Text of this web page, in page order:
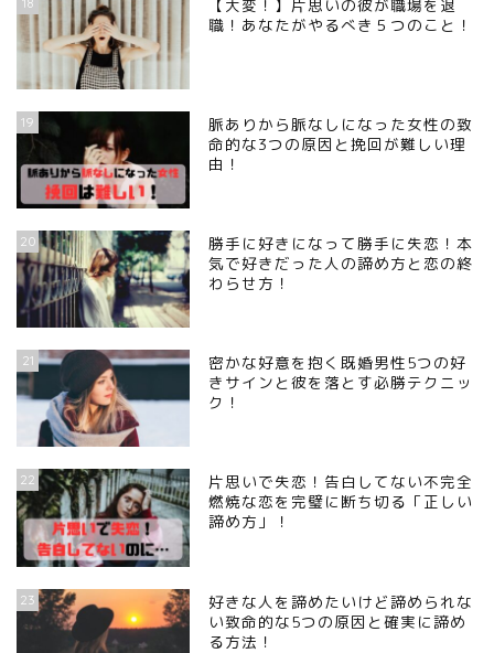
【大変！】片思いの彼が職場を退
職！あなたがやるべき５つのこと！
19
脈ありから脈なしになった女性の致
命的な3つの原因と挽回が難しい理
由！
20
勝手に好きになって勝手に失恋！本
気で好きだった人の諦め方と恋の終
わらせ方！
21
密かな好意を抱く既婚男性5つの好
きサインと彼を落とす必勝テクニッ
ク！
22
片思いで失恋！告白してない不完全
燃焼な恋を完璧に断ち切る「正しい
諦め方」！
23
好きな人を諦めたいけど諦められな
い致命的な5つの原因と確実に諦め
る方法！